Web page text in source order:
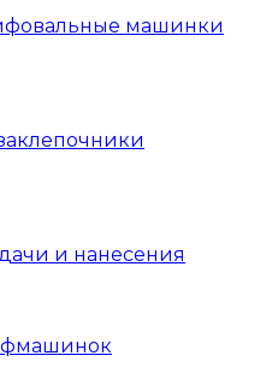
машинки
и нанесения